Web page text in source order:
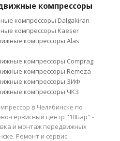
компрессоры
компрессоры Dalgakiran
компрессоры Kaeser
компрессоры Alas
компрессоры Comprag
компрессоры Remeza
компрессоры ЗИФ
компрессоры ЧКЗ
в Челябинске по
сервисный центр "10Бар" -
и монтаж передвижных
Ремонт и сервис